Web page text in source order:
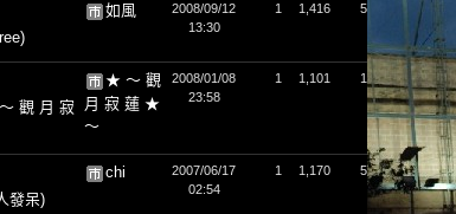
如風
2008/09/12
13:30
1 1,416 5
觀 月 寂
★ ～ 觀
月 寂 蓮 ★
～
2008/01/08
23:58
1 1,101 1
發呆)
chi
2007/06/17
02:54
1 1,170 5